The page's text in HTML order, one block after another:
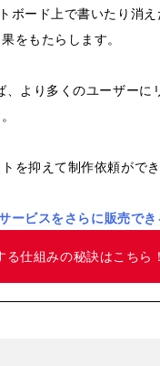
ボード上で書いたり消
をもたらします。
より多くのユーザーに
を抑えて制作依頼がで
ービスをさらに販売で
る仕組みの秘訣はこちら